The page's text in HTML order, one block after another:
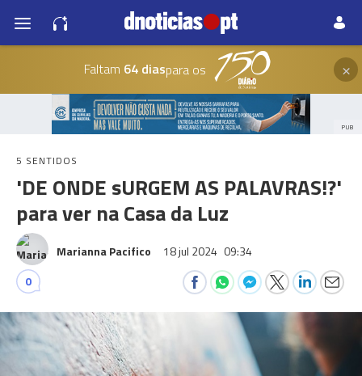
Faltam 64 diaspara os ×
PUB
5 SENTIDOS
'DE ONDE sURGEM AS PALAVRAS!?'
para ver na Casa da Luz
Marianna Pacifico 18 jul 2024 09:34
0